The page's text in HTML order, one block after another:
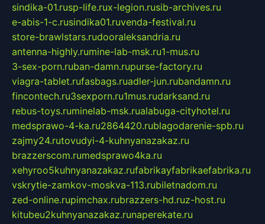
sindika-01.rusp-life.rux-legion.rusib-archives.ru
e-abis-1-c.rusindika01.ruvenda-festival.ru
store-brawlstars.rudooraleksandria.ru
antenna-highly.rumine-lab-msk.ru1-mus.ru
3-sex-porn.ruban-damn.rupurse-factory.ru
viagra-tablet.rufasbags.ruadler-jun.rubandamn.ru
fincontech.ru3sexporn.ru1mus.rudarksand.ru
rebus-toys.ruminelab-msk.rualabuga-cityhotel.ru
medsprawo-4-ka.ru2864420.rublagodarenie-spb.ru
zajmy24.rutovudyi-4-kuhnyanazakaz.ru
brazzerscom.rumedsprawo4ka.ru
xehyroo5kuhnyanazakaz.rufabrikayfabrikaefabrika.ru
vskrytie-zamkov-moskva-113.rubiletnadom.ru
zed-online.rupimchax.rubrazzers-hd.ruz-host.ru
kitubeu2kuhnyanazakaz.runaperekate.ru